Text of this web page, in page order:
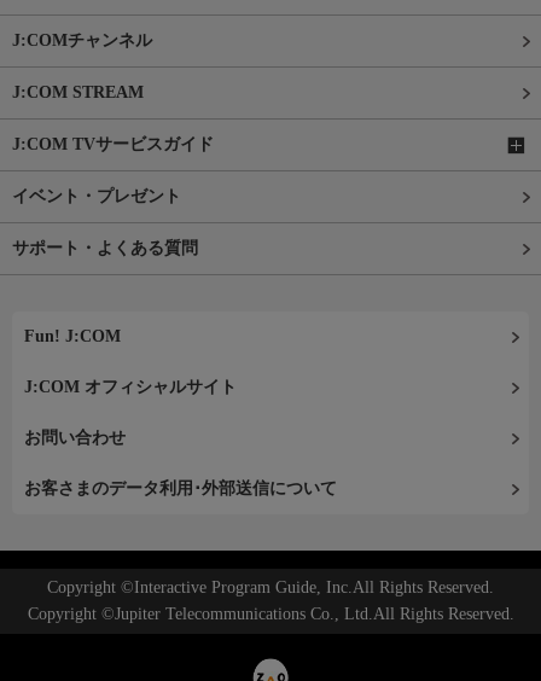
J:COMチャンネル
J:COM STREAM
J:COM TVサービスガイド
イベント・プレゼント
サポート・よくある質問
Fun! J:COM
J:COM オフィシャルサイト
お問い合わせ
お客さまのデータ利用･外部送信について
Copyright ©Interactive Program Guide, Inc.All Rights Reserved.
Copyright ©Jupiter Telecommunications Co., Ltd.All Rights Reserved.